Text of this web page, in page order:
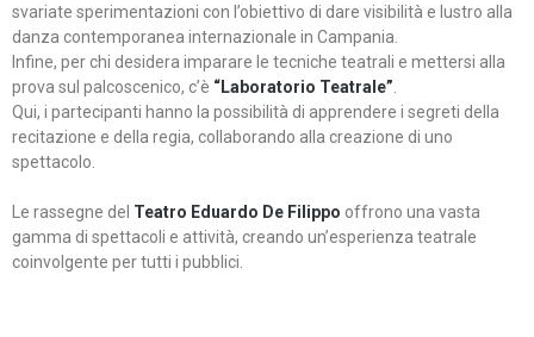
svariate sperimentazioni con l’obiettivo di dare visibilità e lustro alla
danza contemporanea internazionale in Campania.
Infine, per chi desidera imparare le tecniche teatrali e mettersi alla
prova sul palcoscenico, c’è “Laboratorio Teatrale”
Qui, i partecipanti hanno la possibilità di apprendere i segreti della
recitazione e della regia, collaborando alla creazione di uno
spettacolo.
Le rassegne del Teatro Eduardo De Filippo offrono una vasta
gamma di spettacoli e attività, creando un’esperienza teatrale
coinvolgente per tutti i pubblici.